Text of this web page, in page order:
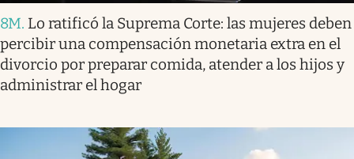
8M. Lo ratificó la Suprema Corte: las mujeres deben
percibir una compensación monetaria extra en el
divorcio por preparar comida, atender a los hijos y
administrar el hogar